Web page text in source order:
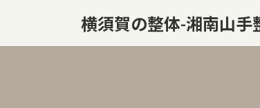
横須賀の整体-湘南山手